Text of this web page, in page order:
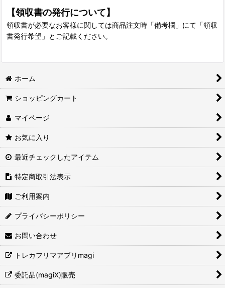
【領収書の発行について】
領収書が必要なお客様に関しては商品注文時「備考欄」にて「領収
書発行希望」とご記載ください。
ホーム
ショッピングカート
マイページ
お気に入り
最近チェックしたアイテム
特定商取引法表示
ご利用案内
プライバシーポリシー
お問い合わせ
トレカフリマアプリmagi
委託品(magiX)販売